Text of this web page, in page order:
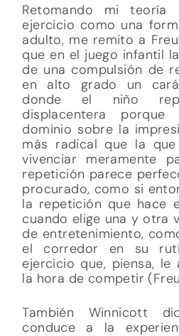
Retomando mi teoría
ejercicio como una
adulto, me remito a
que en el juego infantil
de una compulsión de
en alto grado un
donde el niño
displacentera
dominio sobre la
más radical que la
vivenciar meramente
repetición parece
procurado, como si
la repetición que hace
cuando elige una y otra
de entretenimiento,
el corredor en su
ejercicio que, piensa, le
la hora de competir
También Winnicott
conduce a la